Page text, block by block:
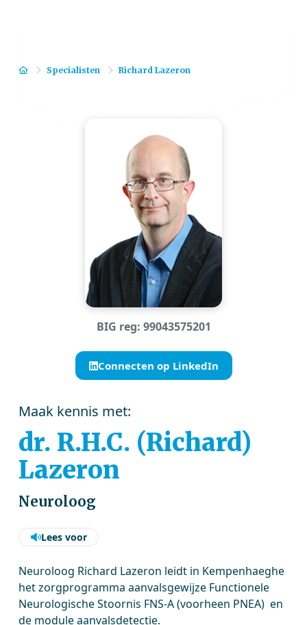
HomeSpecialisten Richard Lazeron
BIG reg: 99043575201
Connecten op LinkedIn
Maak kennis met:
dr. R.H.C. (Richard)
Lazeron
Neuroloog
Lees voor
Neuroloog Richard Lazeron leidt in Kempenhaeghe
het zorgprogramma aanvalsgewijze Functionele
Neurologische Stoornis FNS-A (voorheen PNEA) en
de module aanvalsdetectie.